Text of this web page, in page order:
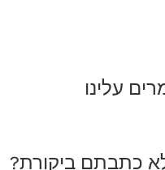
עלינו
כתבתם ביקורת?